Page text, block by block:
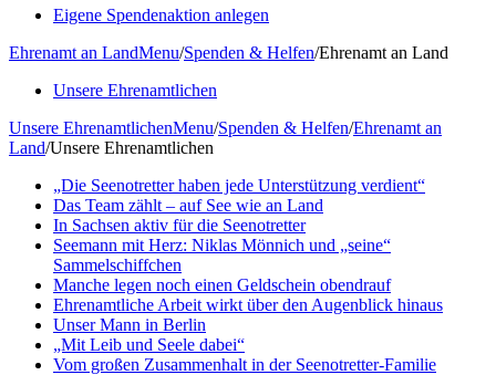
Eigene Spendenaktion anlegen
Ehrenamt an LandMenu/Spenden & Helfen/Ehrenamt an Land
Unsere Ehrenamtlichen
Unsere EhrenamtlichenMenu/Spenden & Helfen/Ehrenamt an
Land/Unsere Ehrenamtlichen
„Die Seenotretter haben jede Unterstützung verdient“
Das Team zählt – auf See wie an Land
In Sachsen aktiv für die Seenotretter
Seemann mit Herz: Niklas Mönnich und „seine“
Sammelschiffchen
Manche legen noch einen Geldschein obendrauf
Ehrenamtliche Arbeit wirkt über den Augenblick hinaus
Unser Mann in Berlin
„Mit Leib und Seele dabei“
Vom großen Zusammenhalt in der Seenotretter-Familie